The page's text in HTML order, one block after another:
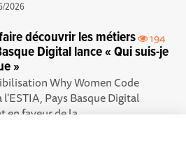
2026
194
découvrir les métiers
Digital lance « Qui suis-je
»
Why Women Code
Pays Basque Digital
faveur de la...